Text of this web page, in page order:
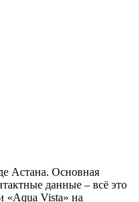
Астана. Основная
данные – всё это
«Aqua Vista» на